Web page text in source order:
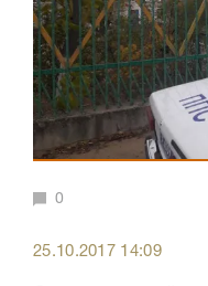
0
25.10.2017 14:09